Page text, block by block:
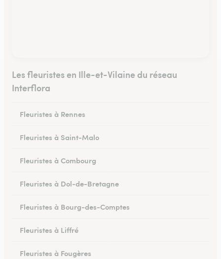
Les fleuristes en Ille-et-Vilaine du réseau
Interflora
Fleuristes à Rennes
Fleuristes à Saint-Malo
Fleuristes à Combourg
Fleuristes à Dol-de-Bretagne
Fleuristes à Bourg-des-Comptes
Fleuristes à Liffré
Fleuristes à Fougères